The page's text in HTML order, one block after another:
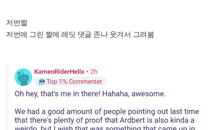
저번짤
저번에 그린 짤에 레딧 댓글 존나 웃겨서 그려봄